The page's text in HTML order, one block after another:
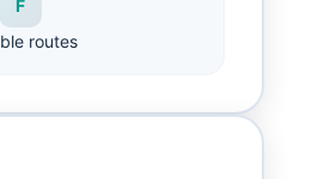
F
routes